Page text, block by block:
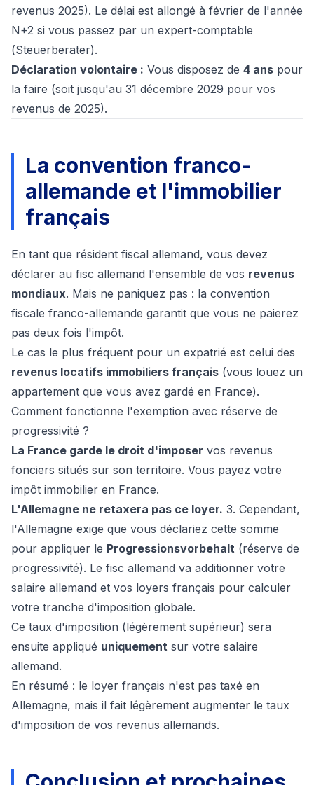
revenus 2025). Le délai est allongé à février de l'année
N+2 si vous passez par un expert-comptable
(Steuerberater).
Déclaration volontaire : Vous disposez de 4 ans pour
la faire (soit jusqu'au 31 décembre 2029 pour vos
revenus de 2025).
La convention franco-
allemande et l'immobilier
français
En tant que résident fiscal allemand, vous devez
déclarer au fisc allemand l'ensemble de vos revenus
mondiaux. Mais ne paniquez pas : la convention
fiscale franco-allemande garantit que vous ne paierez
pas deux fois l'impôt.
Le cas le plus fréquent pour un expatrié est celui des
revenus locatifs immobiliers français (vous louez un
appartement que vous avez gardé en France).
Comment fonctionne l'exemption avec réserve de
progressivité ?
La France garde le droit d'imposer vos revenus
fonciers situés sur son territoire. Vous payez votre
impôt immobilier en France.
L'Allemagne ne retaxera pas ce loyer. 3. Cependant,
l'Allemagne exige que vous déclariez cette somme
pour appliquer le Progressionsvorbehalt (réserve de
progressivité). Le fisc allemand va additionner votre
salaire allemand et vos loyers français pour calculer
votre tranche d'imposition globale.
Ce taux d'imposition (légèrement supérieur) sera
ensuite appliqué uniquement sur votre salaire
allemand.
En résumé : le loyer français n'est pas taxé en
Allemagne, mais il fait légèrement augmenter le taux
d'imposition de vos revenus allemands.